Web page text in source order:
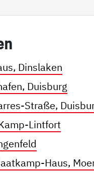
Dinslaken
Duisburg
Straße,
Lintfort
Haus,